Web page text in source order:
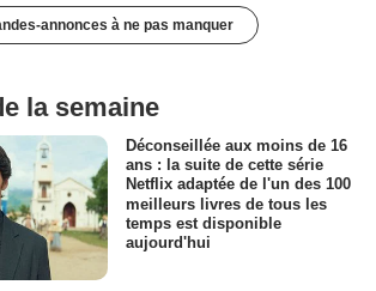
annonces à ne pas manquer
la semaine
Déconseillée aux moins de 16
ans : la suite de cette série
Netflix adaptée de l'un des 100
meilleurs livres de tous les
temps est disponible
aujourd'hui